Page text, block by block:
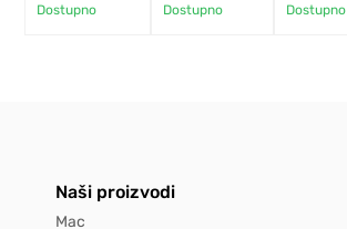
Dostupno Dostupno Dostupno
Naši proizvodi
Mac